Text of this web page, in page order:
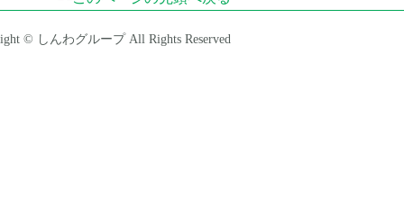
© しんわグループ All Rights Reserved